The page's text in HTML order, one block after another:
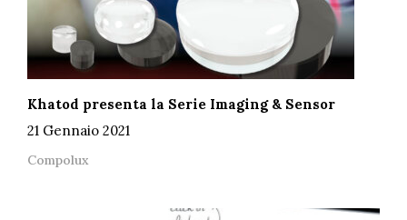
Khatod presenta la Serie Imaging & Sensor
21 Gennaio 2021
Compolux